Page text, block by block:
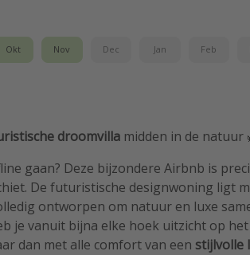
Okt Nov Dec Jan Feb
droomvilla midden in de natuur
gaan? Deze bijzondere Airbnb is
De futuristische designwoning ligt
ontworpen om natuur en luxe
je vanuit bijna elke hoek uitzicht op
dan met alle comfort van een stijlvolle